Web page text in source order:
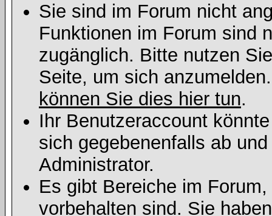
Sie sind im Forum nicht
Funktionen im Forum sind
zugänglich. Bitte nutzen
Seite, um sich
können Sie dies hier tun.
Ihr Benutzeraccount
sich gegebenenfalls ab
Administrator.
Es gibt Bereiche im
vorbehalten sind. Sie